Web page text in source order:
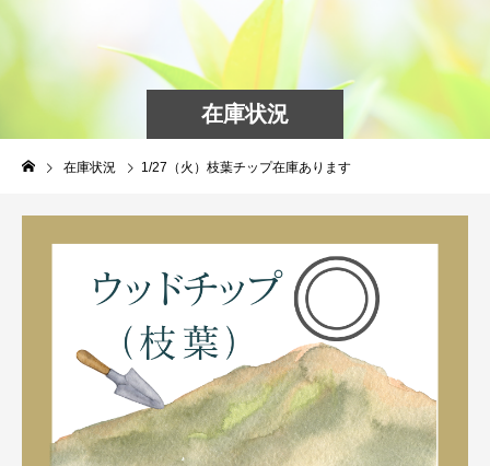
在庫状況
在庫状況 1/27（火）枝葉チップ在庫あります